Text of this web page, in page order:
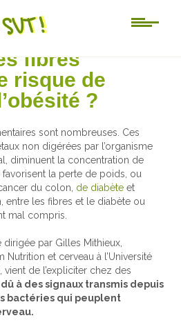
fibres
risque de
?
sont nombreuses. Ces
non digérées par l’organisme
diminuent la concentration de
la perte de poids, ou
du colon, de diabète et
entre les fibres et le diabète ou
mal compris.
par Gilles Mithieux,
Nutrition et cerveau à l’Université
vient de l’expliciter chez des
à des signaux transmis depuis
bactéries qui peuplent